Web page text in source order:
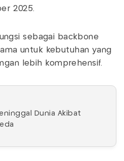
2025.
sebagai backbone
untuk kebutuhan yang
lebih komprehensif.
Dunia Akibat